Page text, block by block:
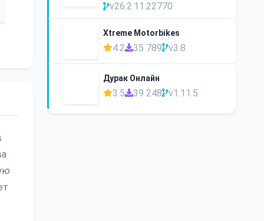
v26.2.11.22770
Xtreme Motorbikes
4.2 35 789 v3.8
Дурак Онлайн
3.5 39 248 v1.11.5